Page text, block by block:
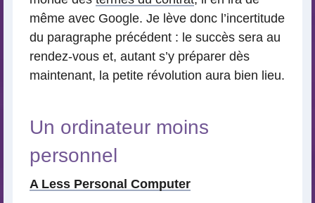
même avec Google. Je lève donc l’incertitude
du paragraphe précédent : le succès sera au
rendez-vous et, autant s’y préparer dès
maintenant, la petite révolution aura bien lieu.
Un ordinateur moins
personnel
A Less Personal Computer